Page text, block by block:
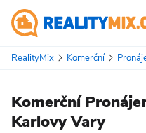
RealityMix Komerční
Komerční
Karlovy Vary